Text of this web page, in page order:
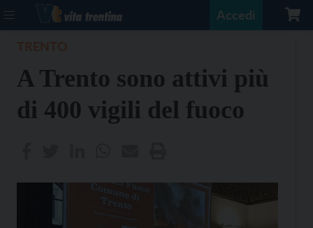
Accedi
A Trento sono attivi più
di 400 vigili del fuoco